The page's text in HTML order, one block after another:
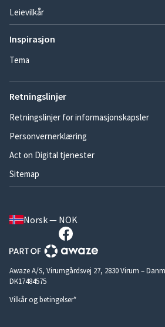
Leievilkår
Inspirasjon
Tema
Retningslinjer
Retningslinjer for informasjonskapsler
Personvernerklæring
Act on Digital tjenester
Sitemap
Norsk — NOK
Awaze A/S, Virumgårdsvej 27, 2830 Virum –
DK17484575
Vilkår og betingelser*